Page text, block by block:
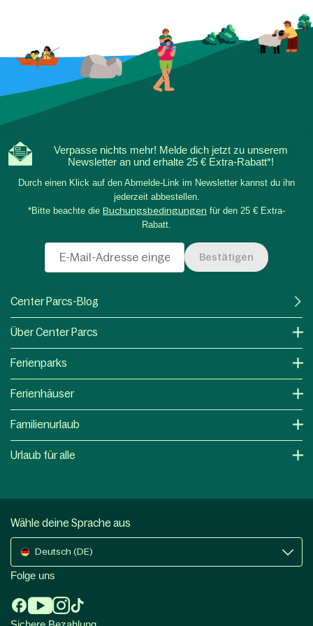
Verpasse nichts mehr! Melde dich jetzt zu unserem
Newsletter an und erhalte 25 € Extra-Rabatt*!
Durch einen Klick auf den Abmelde-Link im Newsletter kannst du ihn
jederzeit abbestellen.
*Bitte beachte die Buchungsbedingungen für den 25 € Extra-
Rabatt.
Bestätigen
Center Parcs-Blog
Über Center Parcs
Ferienparks
Ferienhäuser
Familienurlaub
Urlaub für alle
Wähle deine Sprache aus
Deutsch (DE)
Folge uns